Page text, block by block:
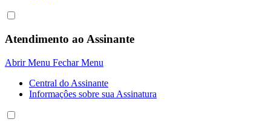
Atendimento ao Assinante
Abrir Menu Fechar Menu
Central do Assinante
Informaçôes sobre sua Assinatura